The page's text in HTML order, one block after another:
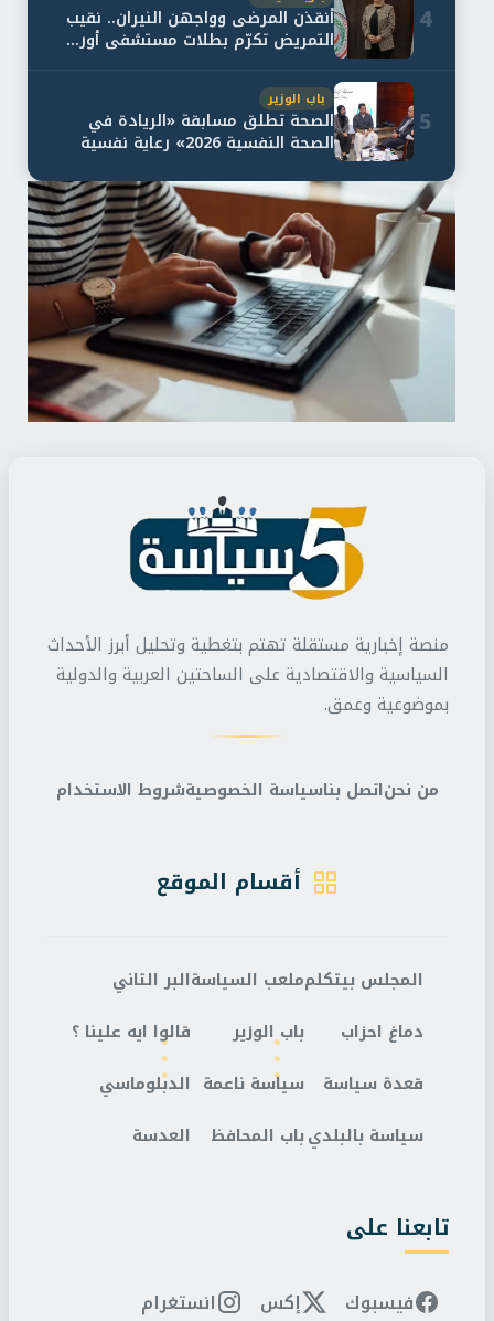
4 أنقذن المرضى وواجهن النيران.. نقيب
التمريض تكرّم بطلات مستشفى أور...
5
باب الوزير
الصحة تطلق مسابقة «الريادة في
الصحة النفسية 2026» رعاية نفسية
منصة إخبارية مستقلة تهتم بتغطية وتحليل أبرز الأحداث
السياسية والاقتصادية على الساحتين العربية والدولية
بموضوعية وعمق.
من نحناتصل بناسياسة الخصوصيةشروط الاستخدام
أقسام الموقع
المجلس بيتكلم
دماغ احزاب
قعدة سياسة
سياسة بالبلدي
ملعب السياسة
باب الوزير
سياسة ناعمة
باب المحافظ
البر التاني
قالوا ايه علينا ؟
الدبلوماسي
العدسة
تابعنا على
فيسبوك إكس انستغرام